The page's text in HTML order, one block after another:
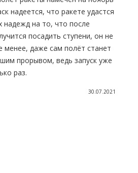
надеется, что ракете удастся
надежд на то, что после
посадить ступени, он не
менее, даже сам полёт станет
прорывом, ведь запуск уже
раз.
30.07.2021